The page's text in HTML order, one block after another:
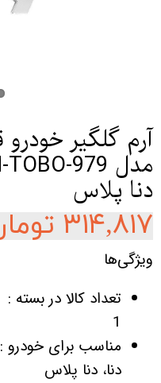
آرم گلگیر
دنا پلاس
۳۱۴,۸۱۷ تومان
ویژگی‌ها
تعداد کالا در بسته :
1
مناسب برای خودرو :
دنا، دنا پلاس